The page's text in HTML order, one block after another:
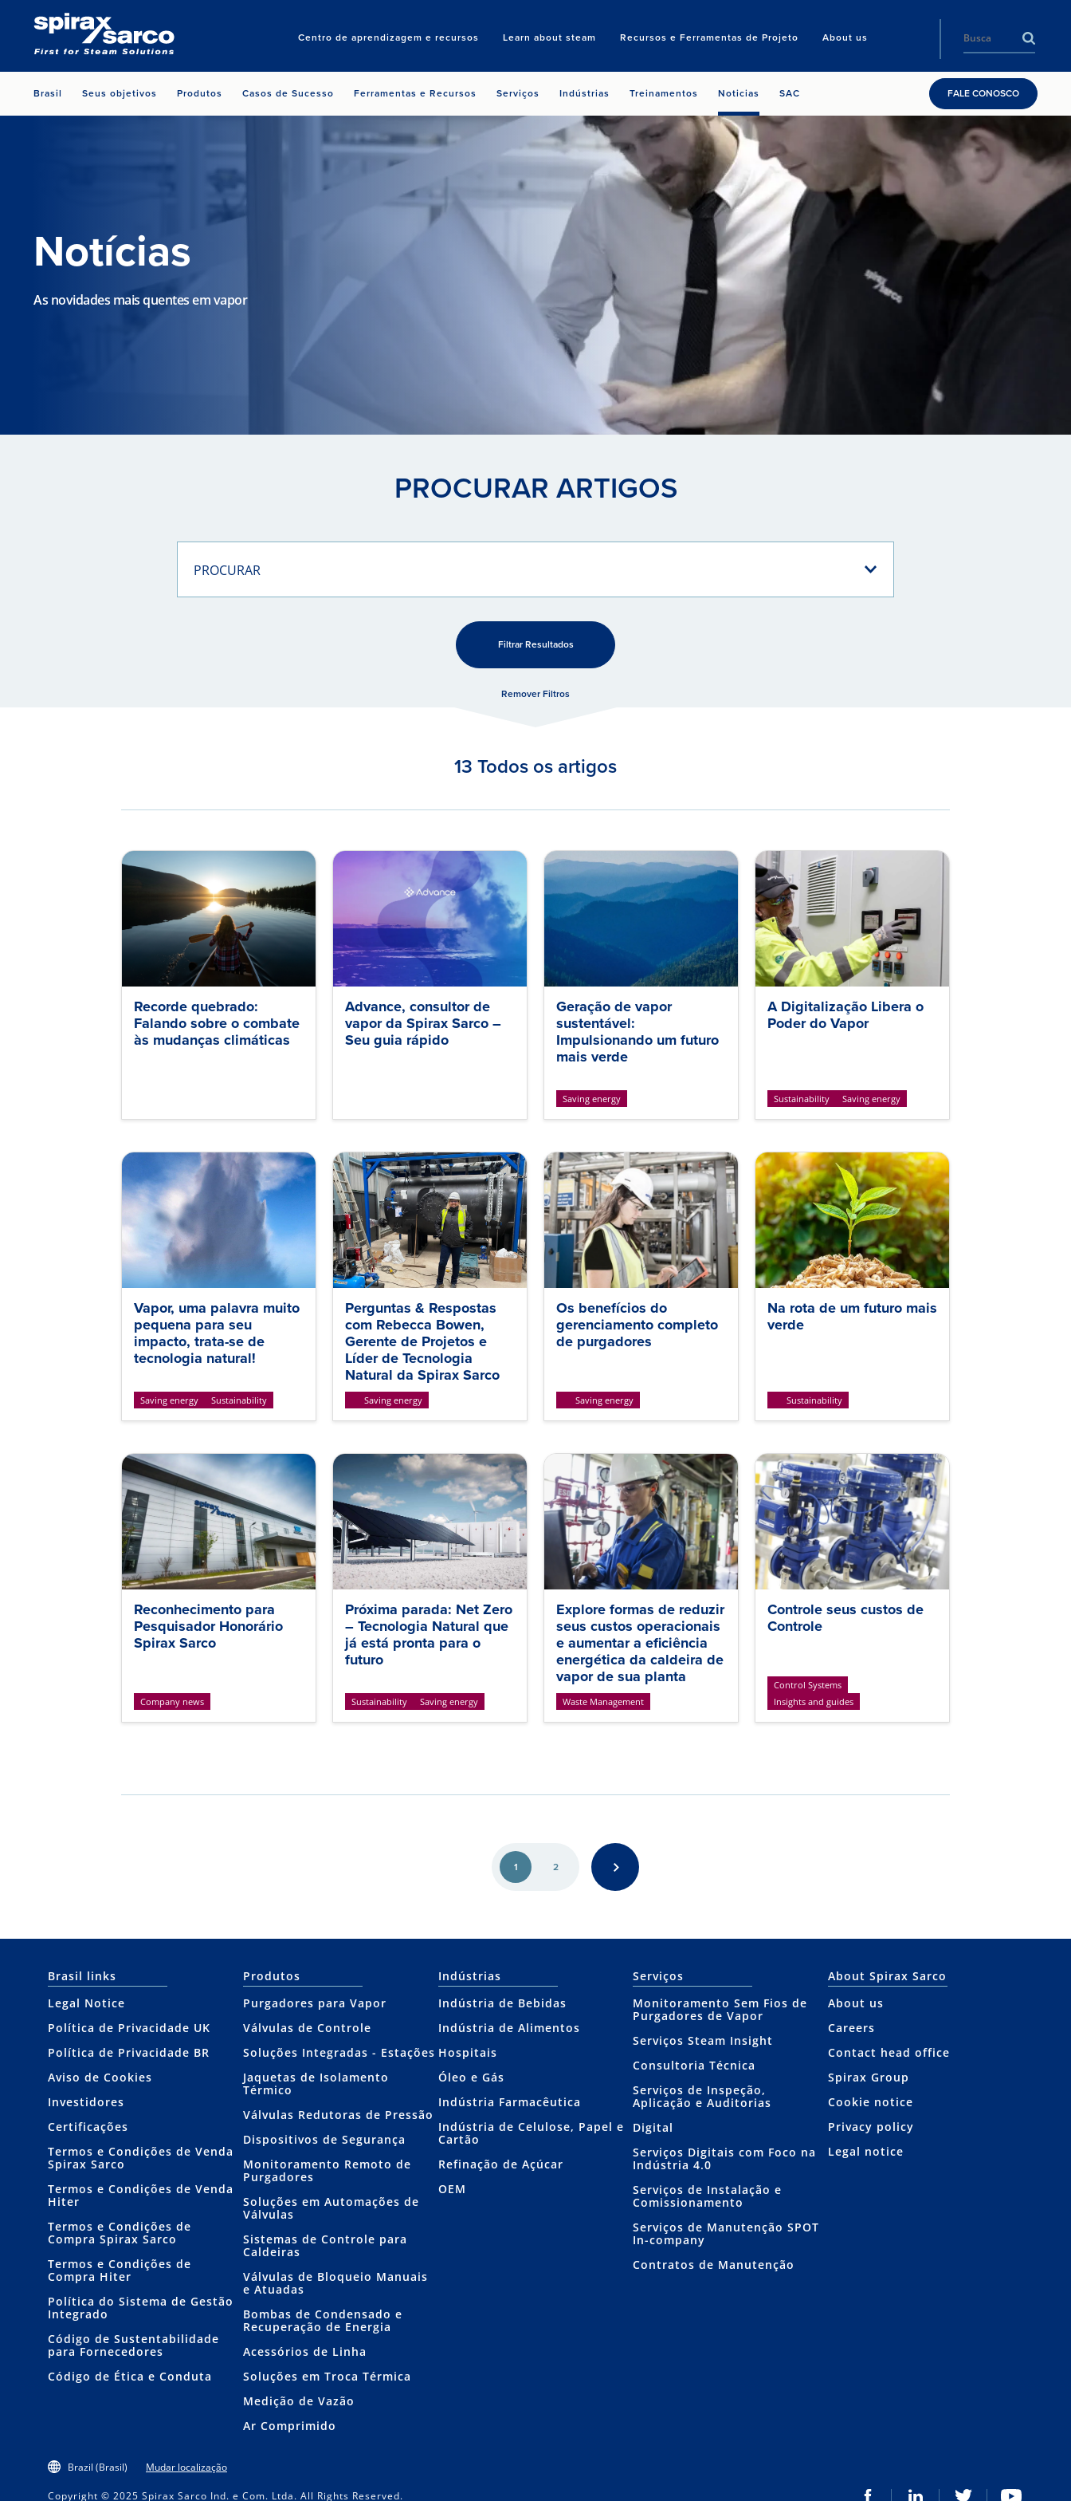
Centro de aprendizagem e recursos Learn about steam Recursos e Ferramentas de Projeto About us
Search
Brasil Seus objetivos Produtos Casos de Sucesso Ferramentas e Recursos Serviços Indústrias Treinamentos Noticias SAC FALE CONOSCO
Notícias
As novidades mais quentes em vapor
PROCURAR ARTIGOS
PROCURAR
Filtrar Resultados
Remover Filtros
13 Todos os artigos
Recorde quebrado:
Falando sobre o combate
às mudanças climáticas
Advance, consultor de
vapor da Spirax Sarco –
Seu guia rápido
Geração de vapor
sustentável:
Impulsionando um futuro
mais verde
Saving energy
A Digitalização Libera o
Poder do Vapor
Sustainability Saving energy
Vapor, uma palavra muito
pequena para seu
impacto, trata-se de
tecnologia natural!
Saving energy Sustainability
Perguntas & Respostas
com Rebecca Bowen,
Gerente de Projetos e
Líder de Tecnologia
Natural da Spirax Sarco
Saving energy
Os benefícios do
gerenciamento completo
de purgadores
Saving energy
Na rota de um futuro mais
verde
Sustainability
Reconhecimento para
Pesquisador Honorário
Spirax Sarco
Company news
Próxima parada: Net Zero
– Tecnologia Natural que
já está pronta para o
futuro
Sustainability Saving energy
Explore formas de reduzir
seus custos operacionais
e aumentar a eficiência
energética da caldeira de
vapor de sua planta
Waste Management
Controle seus custos de
Controle
Control Systems
Insights and guides
1 2
Brasil links
Legal Notice
Política de Privacidade UK
Política de Privacidade BR
Aviso de Cookies
Investidores
Certificações
Termos e Condições de Venda
Spirax Sarco
Termos e Condições de Venda
Hiter
Termos e Condições de
Compra Spirax Sarco
Termos e Condições de
Compra Hiter
Política do Sistema de Gestão
Integrado
Código de Sustentabilidade
para Fornecedores
Código de Ética e Conduta
Produtos
Purgadores para Vapor
Válvulas de Controle
Soluções Integradas - Estações
Jaquetas de Isolamento
Térmico
Válvulas Redutoras de Pressão
Dispositivos de Segurança
Monitoramento Remoto de
Purgadores
Soluções em Automações de
Válvulas
Sistemas de Controle para
Caldeiras
Válvulas de Bloqueio Manuais
e Atuadas
Bombas de Condensado e
Recuperação de Energia
Acessórios de Linha
Soluções em Troca Térmica
Medição de Vazão
Ar Comprimido
Indústrias
Indústria de Bebidas
Indústria de Alimentos
Hospitais
Óleo e Gás
Indústria Farmacêutica
Indústria de Celulose, Papel e
Cartão
Refinação de Açúcar
OEM
Serviços
Monitoramento Sem Fios de
Purgadores de Vapor
Serviços Steam Insight
Consultoria Técnica
Serviços de Inspeção,
Aplicação e Auditorias
Digital
Serviços Digitais com Foco na
Indústria 4.0
Serviços de Instalação e
Comissionamento
Serviços de Manutenção SPOT
In-company
Contratos de Manutenção
About Spirax Sarco
About us
Careers
Contact head office
Spirax Group
Cookie notice
Privacy policy
Legal notice
Brazil (Brasil) Mudar localização
Copyright © 2025 Spirax Sarco Ind. e Com. Ltda. All Rights Reserved.